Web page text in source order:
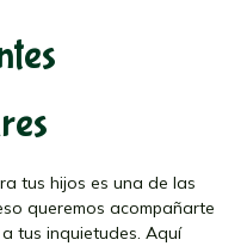
tus hijos es una de las
queremos acompañarte
tus inquietudes. Aquí